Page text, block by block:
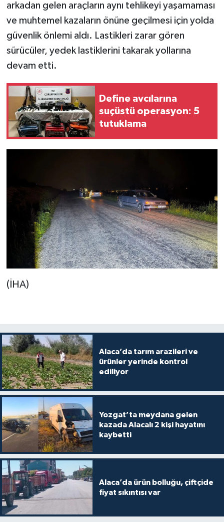
arkadan gelen araçların aynı tehlikeyi yaşamaması
ve muhtemel kazaların önüne geçilmesi için yolda
güvenlik önlemi aldı. Lastikleri zarar gören
sürücüler, yedek lastiklerini takarak yollarına
devam etti.
Define avcılarına
suçüstü operasyon: 5
tutuklama
(İHA)
Alaca’da tarım arazileri ve
ürünler yerinde kontrol
ediliyor
Yozgat’ta meydana gelen
kazada Alacalı 2 kişi hayatını
kaybetti
Alaca’da ürün bolluğu, çiftçide
fiyat sıkıntısı var